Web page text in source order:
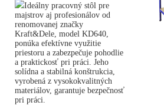
Ideálny pracovný stôl pre
majstrov aj profesionálov od
renomovanej značky
Kraft&Dele, model KD640,
ponúka efektívne využitie
priestoru a zabezpečuje pohodlie
a praktickosť pri práci. Jeho
solídna a stabilná konštrukcia,
vyrobená z vysokokvalitných
materiálov, garantuje bezpečnosť
pri práci.